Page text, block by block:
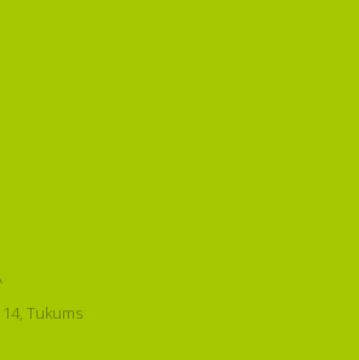
Tukums